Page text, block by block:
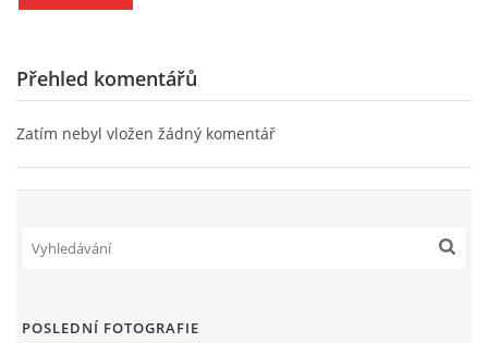
CO BY MĚLO DÍTĚ ZVLÁDNOUT PŘED VSTUPEM DO ZŠ
Přehled komentářů
Zatím nebyl vložen žádný komentář
POSLEDNÍ FOTOGRAFIE